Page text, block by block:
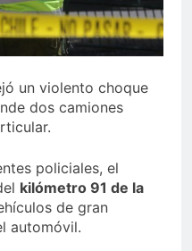
un violento choque
dos camiones
policiales, el
kilómetro 91 de la
de gran
automóvil.